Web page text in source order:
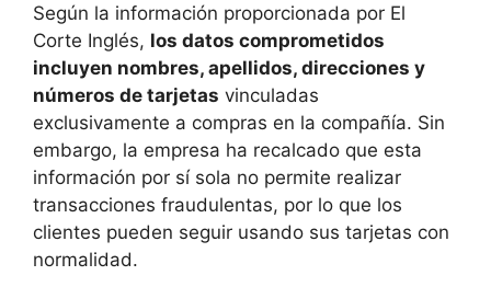
Según la información proporcionada por El
Corte Inglés, los datos comprometidos
incluyen nombres, apellidos, direcciones y
números de tarjetas vinculadas
exclusivamente a compras en la compañía. Sin
embargo, la empresa ha recalcado que esta
información por sí sola no permite realizar
transacciones fraudulentas, por lo que los
clientes pueden seguir usando sus tarjetas con
normalidad.